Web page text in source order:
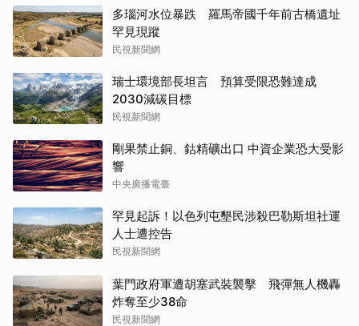
多瑙河水位暴跌 羅馬帝國千年前古橋遺址
罕見現蹤
民視新聞網
瑞士環境部長坦言 預算受限恐難達成
2030減碳目標
民視新聞網
剛果禁止銅、鈷精礦出口 中資企業恐大受影
響
中央廣播電臺
罕見起訴！以色列屯墾民涉殺巴勒斯坦社運
人士遭控告
民視新聞網
葉門政府軍遭胡塞武裝襲擊 飛彈無人機轟
炸奪至少38命
民視新聞網